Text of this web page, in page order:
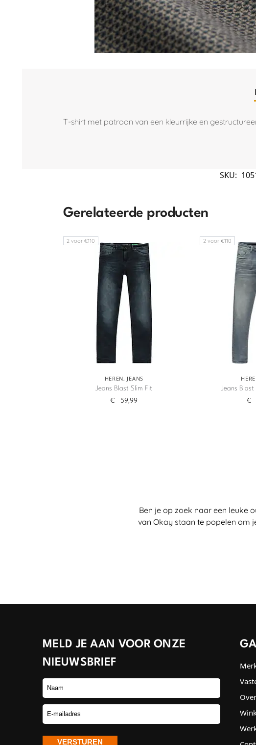
T-shirt met patroon van een kleurrijke en
SKU:
Gerelateerde producten
2 voor €110
HEREN, JEANS
Jeans Blast Slim Fit
€ 59,99
2 voor €110
Jeans Blast
€
Ben je op zoek naar een leuke
van Okay staan te popelen om
MELD JE AAN VOOR ONZE
NIEUWSBRIEF